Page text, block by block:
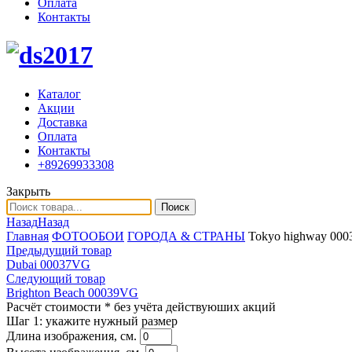
Оплата
Контакты
Каталог
Акции
Доставка
Оплата
Контакты
+89269933308
Закрыть
Поиск
НазадНазад
Главная ФОТООБОИ ГОРОДА & СТРАНЫ Tokyo highway
Предыдущий товар
Dubai 00037VG
Следующий товар
Brighton Beach 00039VG
Расчёт стоимости * без учёта действуюших акций
Шаг 1: укажите нужный размер
Длина изображения, см.